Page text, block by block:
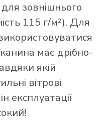
зовнішнього
115 г/м²). Для
має дрібно-
якій
вітрові
експлуатації